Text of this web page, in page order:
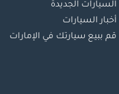
السيارات الجديدة
أخبار السيارات
قم ببيع سيارتك في الإمارات